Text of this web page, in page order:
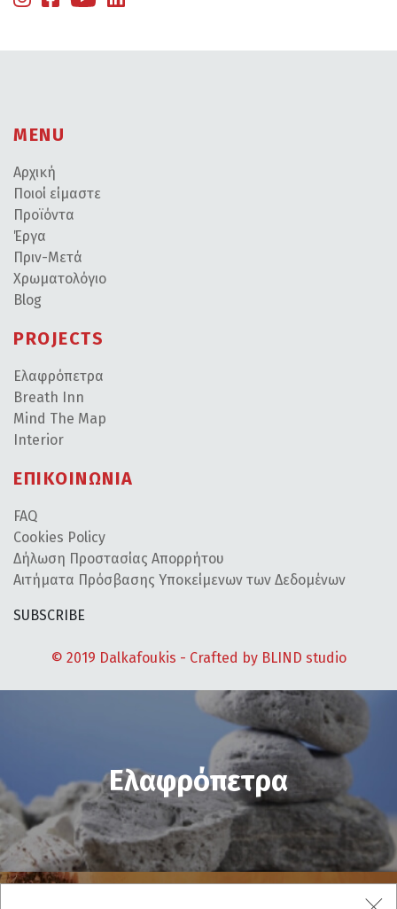
MENU
Αρχική
Ποιοί είμαστε
Προϊόντα
Έργα
Πριν-Μετά
Χρωματολόγιο
Blog
PROJECTS
Ελαφρόπετρα
Breath Inn
Mind The Map
Interior
ΕΠΙΚΟΙΝΩΝΙΑ
FAQ
Cookies Policy
Δήλωση Προστασίας Απορρήτου
Αιτήματα Πρόσβασης Υποκείμενων των Δεδομένων
SUBSCRIBE
© 2019 Dalkafoukis - Crafted by BLIND studio
Ελαφρόπετρα